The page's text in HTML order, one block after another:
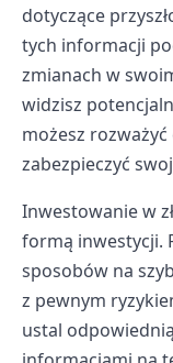
dotyczące
tych informacji
zmianach w
widzisz
możesz
zabezpieczyć
Inwestowanie w
formą inwestycji.
sposobów na
z pewnym
ustal